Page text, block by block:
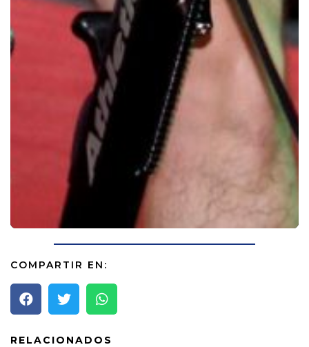
COMPARTIR EN:
RELACIONADOS